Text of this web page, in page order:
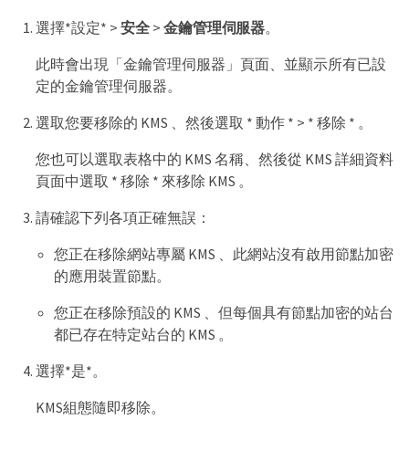
選擇*設定* > 安全> 金鑰管理伺服器。
此時會出現「金鑰管理伺服器」頁面、並顯示所有已設
定的金鑰管理伺服器。
選取您要移除的 KMS 、然後選取 * 動作 * > * 移除 * 。
您也可以選取表格中的 KMS 名稱、然後從 KMS 詳細資料
頁面中選取 * 移除 * 來移除 KMS 。
請確認下列各項正確無誤：
您正在移除網站專屬 KMS 、此網站沒有啟用節點加密
的應用裝置節點。
您正在移除預設的 KMS 、但每個具有節點加密的站台
都已存在特定站台的 KMS 。
選擇*是*。
KMS組態隨即移除。